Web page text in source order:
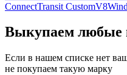
ConnectTransit CustomV8
Выкупаем любые
Если в нашем списке нет
не покупаем такую марку